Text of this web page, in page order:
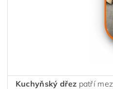
Kuchyňský dřez patří